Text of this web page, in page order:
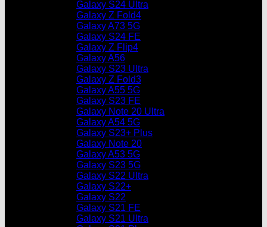
Galaxy S24 Ultra
Galaxy Z Fold4
Galaxy A73 5G
Galaxy S24 FE
Galaxy Z Flip4
Galaxy A56
Galaxy S23 Ultra
Galaxy Z Fold3
Galaxy A55 5G
Galaxy S23 FE
Galaxy Note 20 Ultra
Galaxy A54 5G
Galaxy S23+ Plus
Galaxy Note 20
Galaxy A53 5G
Galaxy S23 5G
Galaxy S22 Ultra
Galaxy S22+
Galaxy S22
Galaxy S21 FE
Galaxy S21 Ultra